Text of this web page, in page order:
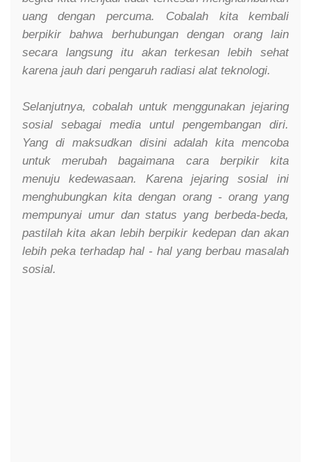
uang dengan percuma. Cobalah kita kembali
berpikir bahwa berhubungan dengan orang lain
secara langsung itu akan terkesan lebih sehat
karena jauh dari pengaruh radiasi alat teknologi.
Selanjutnya, cobalah untuk menggunakan jejaring
sosial sebagai media untul pengembangan diri.
Yang di maksudkan disini adalah kita mencoba
untuk merubah bagaimana cara berpikir kita
menuju kedewasaan. Karena jejaring sosial ini
menghubungkan kita dengan orang - orang yang
mempunyai umur dan status yang berbeda-beda,
pastilah kita akan lebih berpikir kedepan dan akan
lebih peka terhadap hal - hal yang berbau masalah
sosial.